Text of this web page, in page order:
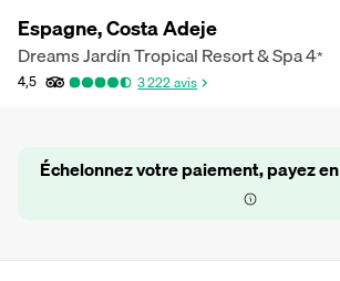
Espagne, Costa Adeje
Dreams Jardín Tropical Resort & Spa4*
4,5 3 222avis
Échelonnez votre paiement, payez en